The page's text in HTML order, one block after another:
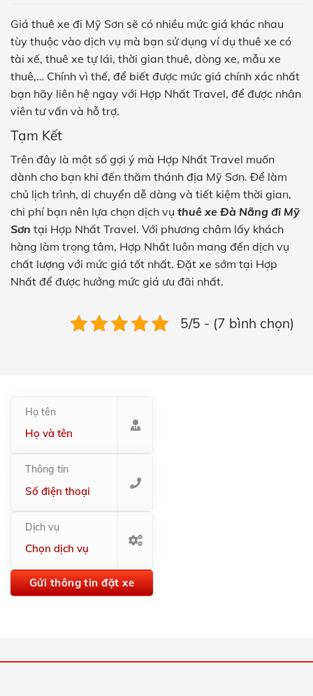
Giá thuê xe đi Mỹ Sơn sẽ có nhiều mức giá khác nhau
tùy thuộc vào dịch vụ mà bạn sử dụng ví dụ thuê xe có
tài xế, thuê xe tự lái, thời gian thuê, dòng xe, mẫu xe
thuê,… Chính vì thế, để biết được mức giá chính xác nhất
bạn hãy liên hệ ngay với Hợp Nhất Travel, để được nhân
viên tư vấn và hỗ trợ.
Tạm Kết
Trên đây là một số gợi ý mà Hợp Nhất Travel muốn
dành cho bạn khi đến thăm thánh địa Mỹ Sơn. Để làm
chủ lịch trình, di chuyển dễ dàng và tiết kiệm thời gian,
chi phí bạn nên lựa chọn dịch vụ thuê xe Đà Nẵng đi Mỹ
Sơn tại Hợp Nhất Travel. Với phương châm lấy khách
hàng làm trọng tâm, Hợp Nhất luôn mang đến dịch vụ
chất lượng với mức giá tốt nhất. Đặt xe sớm tại Hợp
Nhất để được hưởng mức giá ưu đãi nhất.
5/5 - (7 bình chọn)
Họ tên
Thông tin
Dịch vụ